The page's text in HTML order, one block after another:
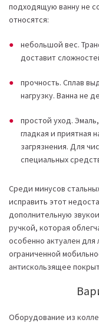
подходящую ванну не
относятся:
небольшой вес.
доставит
прочность. Сплав
нагрузку. Ванна не
простой уход.
гладкая и приятная
загрязнения. Для
специальных
Среди минусов
исправить этот
дополнительную
ручкой, которая
особенно актуален для
ограниченной
антискользящее
Оборудование из